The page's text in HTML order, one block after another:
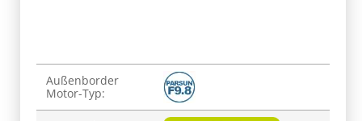
Produkteigenschaft
Wert
Außenborder
Motor-Typ: